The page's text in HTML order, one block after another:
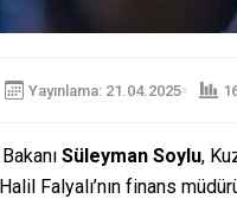
Yayınlama: 21.04.2025
Süleyman Soylu,
Falyalı’nın finans